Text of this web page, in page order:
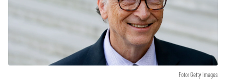
Foto: Getty Images